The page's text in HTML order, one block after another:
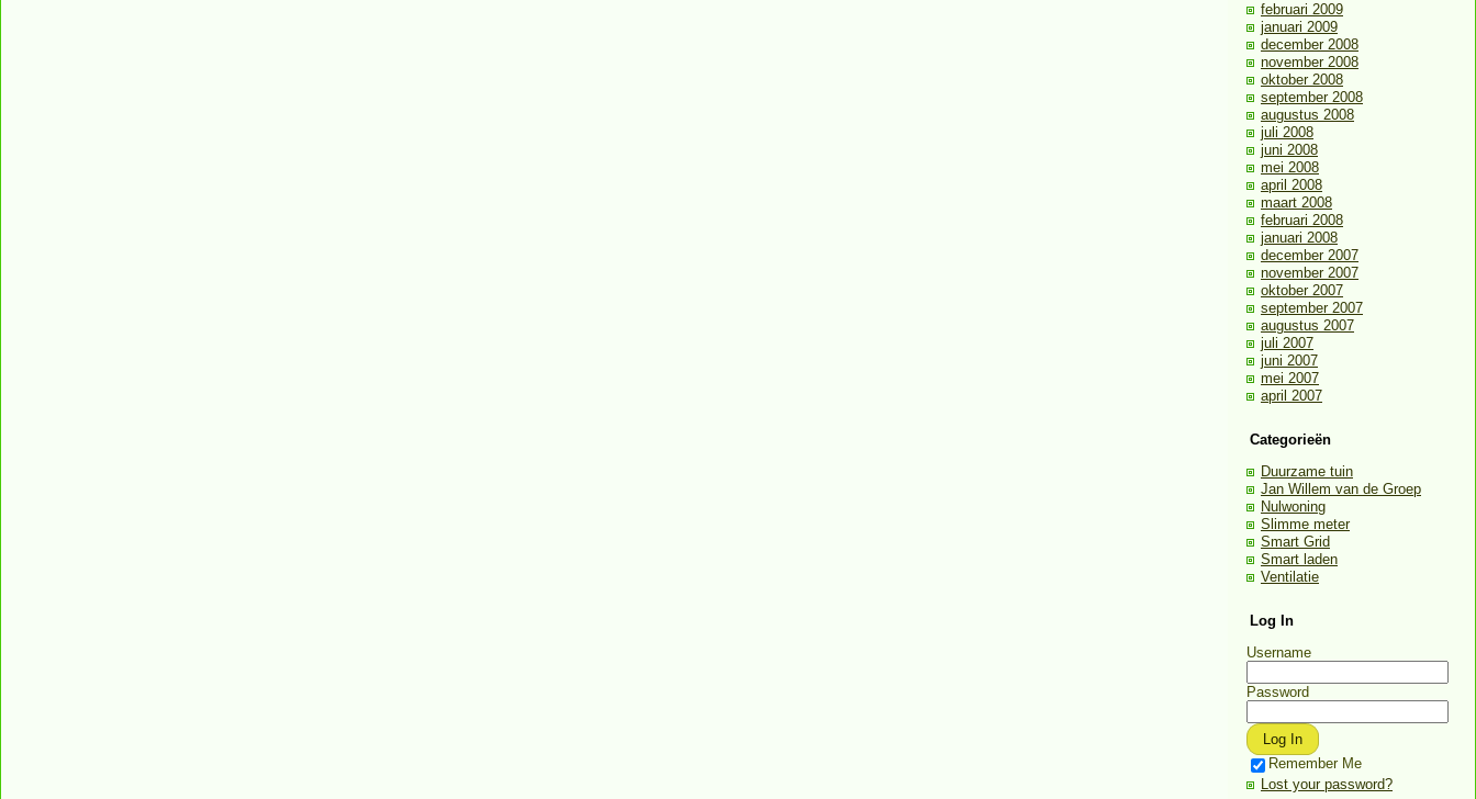
februari 2009
januari 2009
december 2008
november 2008
oktober 2008
september 2008
augustus 2008
juli 2008
juni 2008
mei 2008
april 2008
maart 2008
februari 2008
januari 2008
december 2007
november 2007
oktober 2007
september 2007
augustus 2007
juli 2007
juni 2007
mei 2007
april 2007
Categorieën
Duurzame tuin
Jan Willem van de Groep
Nulwoning
Slimme meter
Smart Grid
Smart laden
Ventilatie
Log In
Username
Password
Remember Me
Lost your password?